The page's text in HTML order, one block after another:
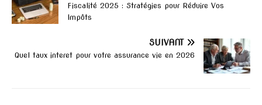
Fiscalité 2025 : Stratégies pour Réduire Vos
Impôts
SUIVANT
Quel taux interet pour votre assurance vie en 2026